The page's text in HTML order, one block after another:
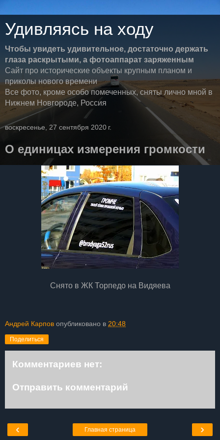
Удивляясь на ходу
Чтобы увидеть удивительное, достаточно держать
глаза раскрытыми, а фотоаппарат заряженным
Сайт про исторические объекты крупным планом и
приколы нового времени
Все фото, кроме особо помеченных, сняты лично мной в
Нижнем Новгороде, Россия
воскресенье, 27 сентября 2020 г.
О единицах измерения громкости
Снято в ЖК Торпедо на Видяева
Андрей Карпов опубликовано в 20:48
Поделиться
Комментариев нет:
Отправить комментарий
‹ ›
Главная страница